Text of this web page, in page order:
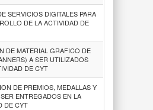
SERVICIOS DIGITALES PARA
DE LA ACTIVIDAD DE
DE MATERIAL GRAFICO DE
A SER UTILIZADOS
DE CYT
DE PREMIOS, MEDALLAS Y
ENTREGADOS EN LA
DE CYT